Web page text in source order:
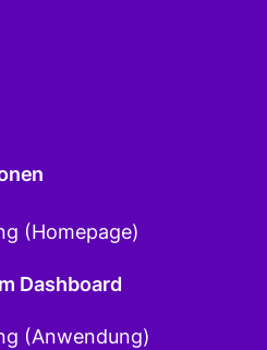
(Homepage)
Dashboard
(Anwendung)